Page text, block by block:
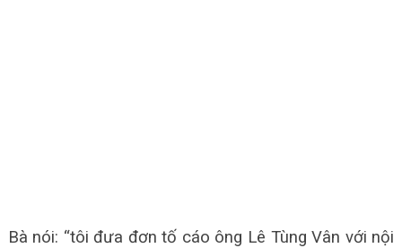
Bà nói: “tôi đưa đơn tố cáo ông Lê Tùng Vân với nội